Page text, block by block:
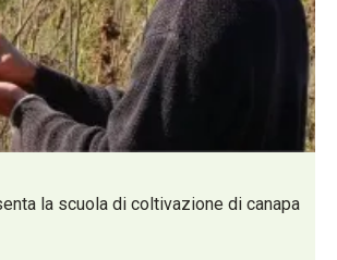
la scuola di coltivazione di canapa